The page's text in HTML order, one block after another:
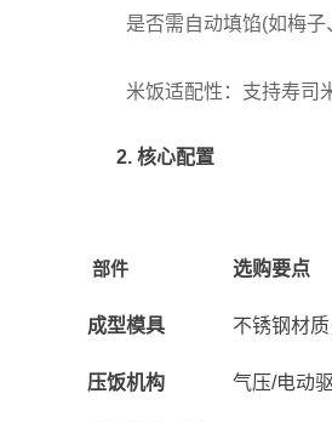
是否需自动填馅(如梅子
米饭适配性：支持寿司米
2. 核心配置
部件 选购要点
成型模具 不锈钢材
压饭机构 气压/电动